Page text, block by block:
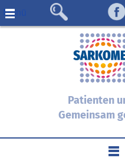
Menü
Patienten
Gemeinsam